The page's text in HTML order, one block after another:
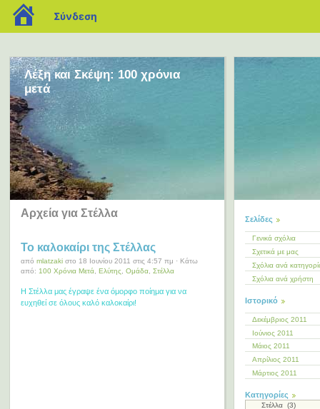
blogs.sch.gr
Σύνδεση
Λέξη και Σκέψη: 100 χρόνια
μετά
Αρχεία για Στέλλα
Το καλοκαίρι της Στέλλας
από mlatzaki στο 18 Ιουνίου 2011 στις 4:57 πμ · Κάτω
από: 100 Χρόνια Μετά Ελύτης Ομάδα Στέλλα
Η Στέλλα μας έγραψε ένα όμορφο ποίημα για να
ευχηθεί σε όλους καλό καλοκαίρι!
Σελίδες
Γενικά σχόλια
Σχετικά με μας
Σχόλια ανά
Σχόλια ανά χρήστη
Ιστορικό
Δεκέμβριος 2011
Ιούνιος 2011
Μάιος 2011
Απρίλιος 2011
Μάρτιος 2011
Kατηγορίες
Kατηγορίες